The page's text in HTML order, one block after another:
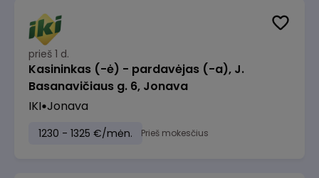
prieš 1 d.
Kasininkas (-ė) - pardavėjas (-a), J.
Basanavičiaus g. 6, Jonava
IKI Jonava
1230 - 1325 €/mėn. Prieš mokesčius